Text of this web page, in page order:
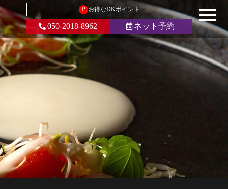
P お得なDKポイント
050-2018-8962 ネット予約